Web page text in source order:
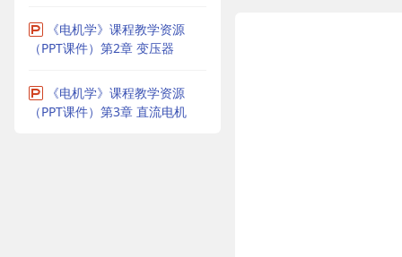
《电机学》课程教学资源
（PPT课件）第2章 变压器
《电机学》课程教学资源
（PPT课件）第3章 直流电机